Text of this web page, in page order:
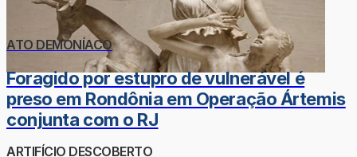
ATO DEMONÍACO
Foragido por estupro de vulnerável é
preso em Rondônia em Operação Ártemis
conjunta com o RJ
ARTIFÍCIO DESCOBERTO